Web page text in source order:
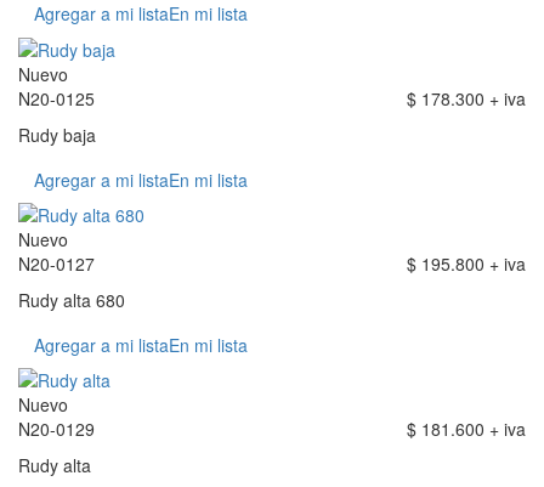
Agregar a mi listaEn mi lista
Nuevo
N20-0125
$ 178.300 + iva
Rudy baja
Agregar a mi listaEn mi lista
Nuevo
N20-0127
$ 195.800 + iva
Rudy alta 680
Agregar a mi listaEn mi lista
Nuevo
N20-0129
$ 181.600 + iva
Rudy alta